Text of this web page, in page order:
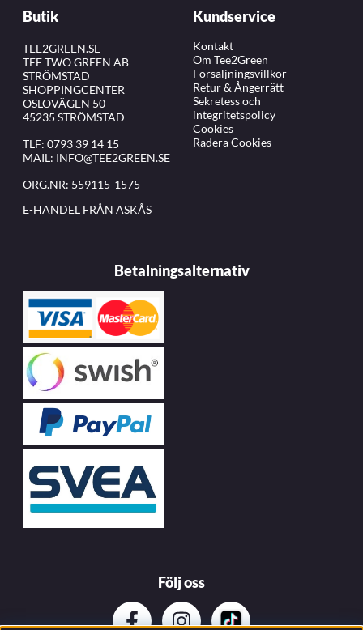
Butik
TEE2GREEN.SE
TEE TWO GREEN AB
STRÖMSTAD
SHOPPINGCENTER
OSLOVÄGEN 50
45235 STRÖMSTAD
TLF: 0793 39 14 15
MAIL: INFO@TEE2GREEN.SE
ORG.NR: 559115-1575
E-HANDEL FRÅN ASKÅS
Kundservice
Kontakt
Om Tee2Green
Försäljningsvillkor
Retur & Ångerrätt
Sekretess och
integritetspolicy
Cookies
Radera Cookies
Betalningsalternativ
Följ oss